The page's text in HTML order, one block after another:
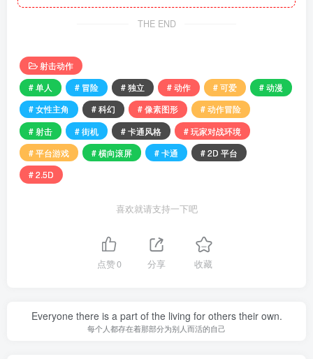
THE END
射击动作
# 单人
# 冒险 # 独立 # 动作 # 可爱
# 动漫
# 女性主角
# 科幻 # 像素图形
# 动作冒险
# 射击
# 街机 # 卡通风格
# 玩家对战环境
# 平台游戏
# 横向滚屏 # 卡通
# 2D 平台
# 2.5D
喜欢就请支持一下吧
点赞0 分享 收藏
Everyone there is a part of the living for others their own.
每个人都存在着那部分为别人而活的自己